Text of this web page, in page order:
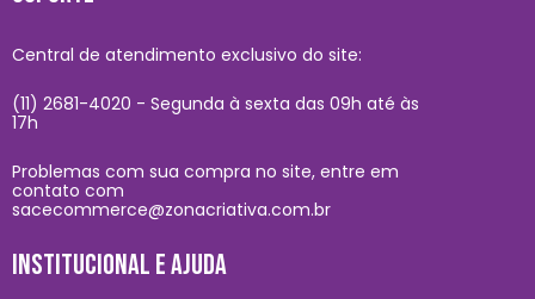
Central de atendimento exclusivo do site:
(11) 2681-4020 - Segunda à sexta das 09h até às
17h
Problemas com sua compra no site, entre em
contato com
sacecommerce@zonacriativa.com.br
INSTITUCIONAL E AJUDA